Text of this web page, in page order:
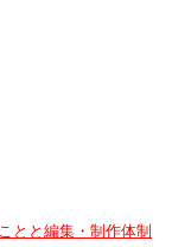
とと編集・制作体制